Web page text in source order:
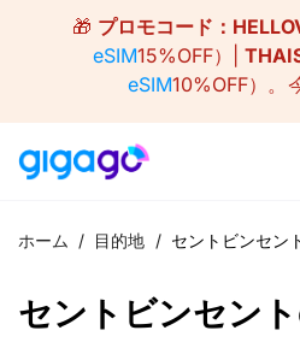
🎁 プロモコード：
eSIM15%OFF）|
eSIM10%OFF）。
ホーム / 目的地 / セントビンセン
セントビンセン